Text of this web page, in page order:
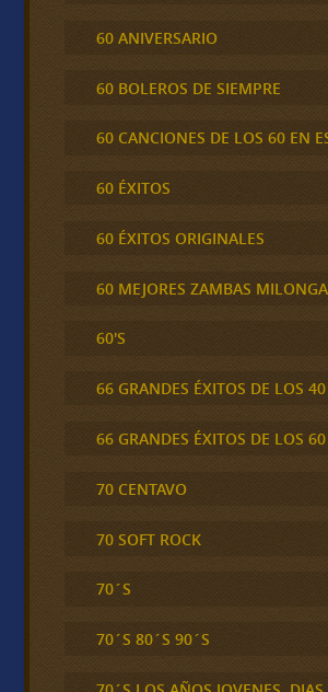
60 ANIVERSARIO
60 BOLEROS DE SIEMPRE
60 CANCIONES DE LOS 60 EN
60 ÉXITOS
60 ÉXITOS ORIGINALES
60 MEJORES ZAMBAS
60'S
66 GRANDES ÉXITOS DE LOS
66 GRANDES ÉXITOS DE LOS
70 CENTAVO
70 SOFT ROCK
70´S
70´S 80´S 90´S